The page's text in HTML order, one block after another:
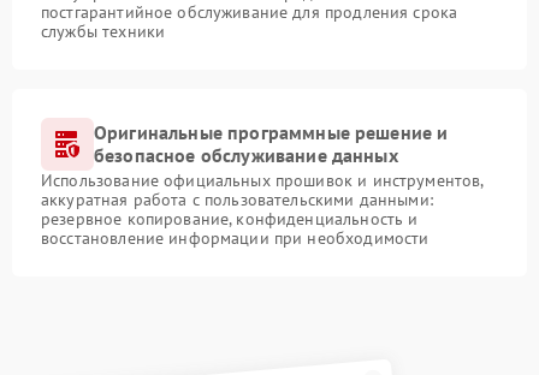
постгарантийное обслуживание для продления срока
службы техники
Оригинальные программные решение и
безопасное обслуживание данных
Использование официальных прошивок и инструментов,
аккуратная работа с пользовательскими данными:
резервное копирование, конфиденциальность и
восстановление информации при необходимости